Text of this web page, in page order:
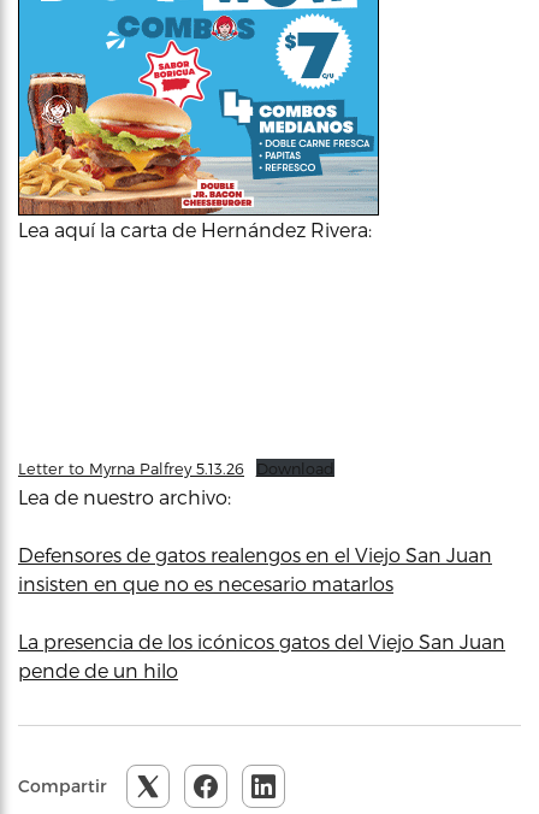
Lea aquí la carta de Hernández Rivera:
Letter to Myrna Palfrey 5.13.26 Download
Lea de nuestro archivo:
Defensores de gatos realengos en el Viejo San Juan
insisten en que no es necesario matarlos
La presencia de los icónicos gatos del Viejo San Juan
pende de un hilo
Compartir